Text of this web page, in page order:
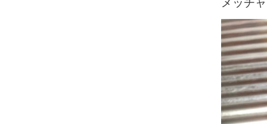
メッチ